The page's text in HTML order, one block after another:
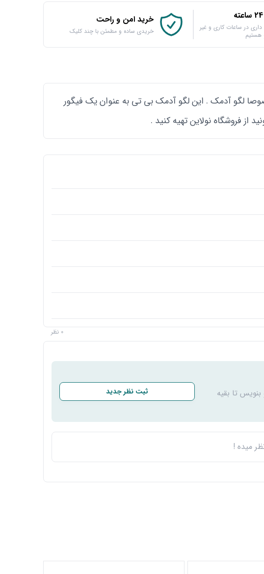
در ساعات کاری و غیر
هستیم
خرید امن و راحت
خریدی ساده و مطمئن با چند کلیک
لگو آدمک . این لگو آدمک بی تی به عنوان یک فیگور
فروشگاه نولاین تهیه کنید .
0 نظر
تا بقیه
ثبت نظر جدید
میده !